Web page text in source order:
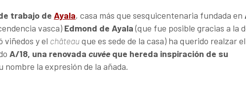
trabajo de Ayala, casa más que sesquicentenaria fundada en
vasca) Edmond de Ayala(que fue posible gracias a la
viñedos y el châteauque es sede de la casa) ha querido realzar el
A/18, una renovada cuvée que hereda inspiración de su
nombre la expresión de la añada.